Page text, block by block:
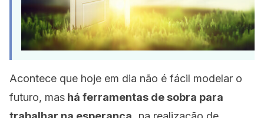
Acontece que hoje em dia não é fácil modelar o
futuro, mas há ferramentas de sobra para